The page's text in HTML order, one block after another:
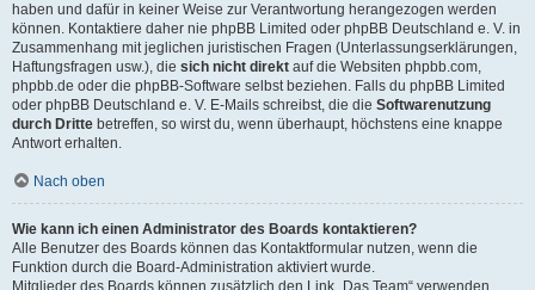
haben und dafür in keiner Weise zur Verantwortung herangezogen werden
können. Kontaktiere daher nie phpBB Limited oder phpBB Deutschland e. V. in
Zusammenhang mit jeglichen juristischen Fragen (Unterlassungserklärungen,
Haftungsfragen usw.), die sich nicht direkt auf die Websiten phpbb.com,
phpbb.de oder die phpBB-Software selbst beziehen. Falls du phpBB Limited
oder phpBB Deutschland e. V. E-Mails schreibst, die die Softwarenutzung
durch Dritte betreffen, so wirst du, wenn überhaupt, höchstens eine knappe
Antwort erhalten.
Nach oben
Wie kann ich einen Administrator des Boards kontaktieren?
Alle Benutzer des Boards können das Kontaktformular nutzen, wenn die
Funktion durch die Board-Administration aktiviert wurde.
Mitglieder des Boards können zusätzlich den Link „Das Team“ verwenden.